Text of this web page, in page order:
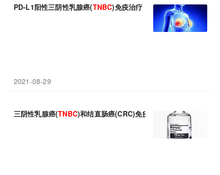
PD-L1阳性三阴性乳腺癌(TNBC)免疫治疗！罗氏自愿从美国撤回
2021-08-29
三阴性乳腺癌(TNBC)和结直肠癌(CRC)免疫治疗！默沙东